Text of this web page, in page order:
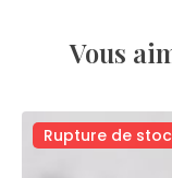
Vous
Rupture de